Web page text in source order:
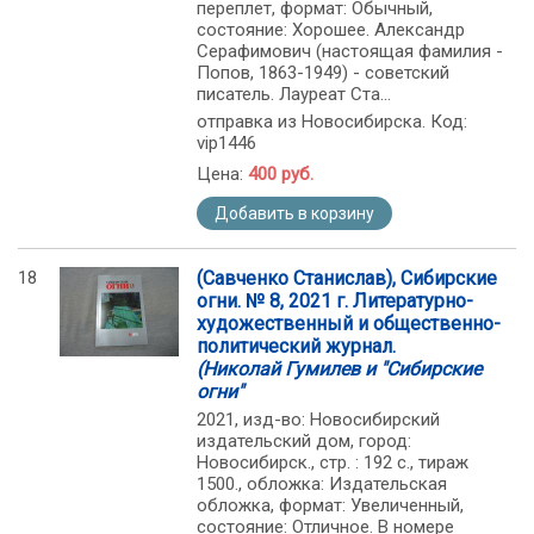
переплет, формат: Обычный,
состояние: Хорошее. Александр
Серафимович (настоящая фамилия -
Попов, 1863-1949) - советский
писатель. Лауреат Ста...
отправка из Новосибирска. Код:
vip1446
Цена: 400 руб.
Добавить в корзину
18
(Савченко Станислав), Сибирские
огни. № 8, 2021 г. Литературно-
художественный и общественно-
политический журнал.
(Николай Гумилев и "Сибирские
огни"
2021, изд-во: Новосибирский
издательский дом, город:
Новосибирск., стр. : 192 с., тираж
1500., обложка: Издательская
обложка, формат: Увеличенный,
состояние: Отличное. В номере